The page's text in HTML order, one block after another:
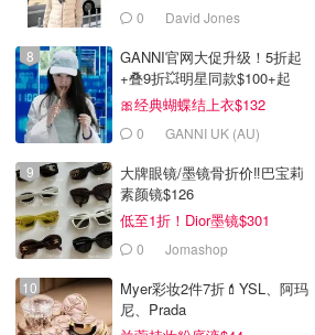
0 David Jones
GANNI官网大促升级！5折起
+叠9折💥明星同款$100+起
🎀经典蝴蝶结上衣$132
0 GANNI UK (AU)
大牌眼镜/墨镜骨折价‼️巴宝莉
素颜镜$126
低至1折！Dior墨镜$301
0 Jomashop
Myer彩妆2件7折💄YSL、阿玛
尼、Prada